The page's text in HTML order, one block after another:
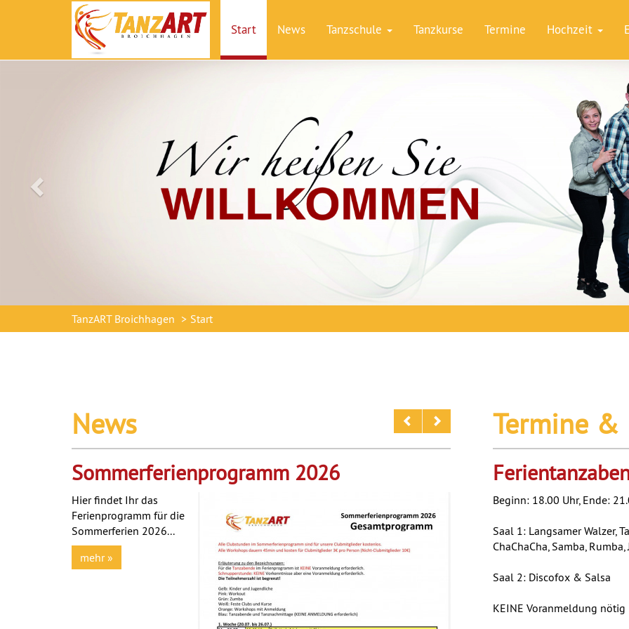
Start News Tanzschule Tanzkurse Termine Hochzeit
TanzART Broichhagen Start
News
Sommerferienprogramm 2026
Hier findet Ihr das
Ferienprogramm für die
Sommerferien 2026...
mehr »
Termine &
Beginn: 18.00 Uhr, Ende:
Saal 1: Langsamer Walzer,
ChaChaCha, Samba,
Saal 2: Discofox & Salsa
KEINE Voranmeldung nötig